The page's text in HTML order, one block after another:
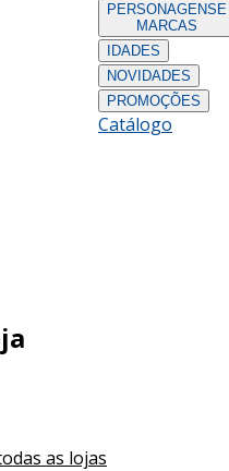
PERSONAGENS E
MARCAS
IDADES
NOVIDADES
PROMOÇÕES
Catálogo
as lojas